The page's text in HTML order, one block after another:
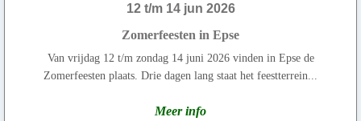
12 t/m 14 jun 2026
Zomerfeesten in Epse
Van vrijdag 12 t/m zondag 14 juni 2026 vinden in Epse de
Zomerfeesten plaats. Drie dagen lang staat het feestterrein...
Meer info